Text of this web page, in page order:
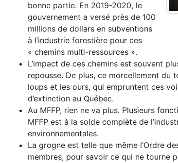
bonne partie. En 2019-2020, le
gouvernement a versé près de 100
millions de dollars en subventions
à l’industrie forestière pour ces
« chemins multi-ressources ».
L’impact de ces chemins est souvent
repousse. De plus, ce morcellement
loups et les ours, qui empruntent ces
d’extinction au Québec.
Au MFFP, rien ne va plus. Plusieurs
MFFP est à la solde complète de
environnementales.
La grogne est telle que même l’Ordre
membres, pour savoir ce qui ne tourne